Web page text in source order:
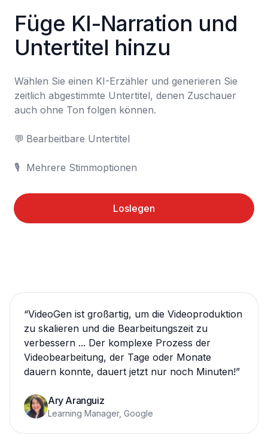
Füge KI-Narration und
Untertitel hinzu
Wählen Sie einen KI-Erzähler und generieren Sie
zeitlich abgestimmte Untertitel, denen Zuschauer
auch ohne Ton folgen können.
💬	Bearbeitbare Untertitel
🎙️	Mehrere Stimmoptionen
Loslegen
“VideoGen ist großartig, um die Videoproduktion
zu skalieren und die Bearbeitungszeit zu
verbessern ... Der komplexe Prozess der
Videobearbeitung, der Tage oder Monate
dauern konnte, dauert jetzt nur noch Minuten!”
Ary Aranguiz
Learning Manager, Google